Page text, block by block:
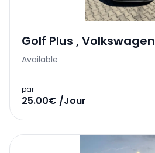
Golf Plus ,Volkswagen
Available
par
25.00€ /Jour